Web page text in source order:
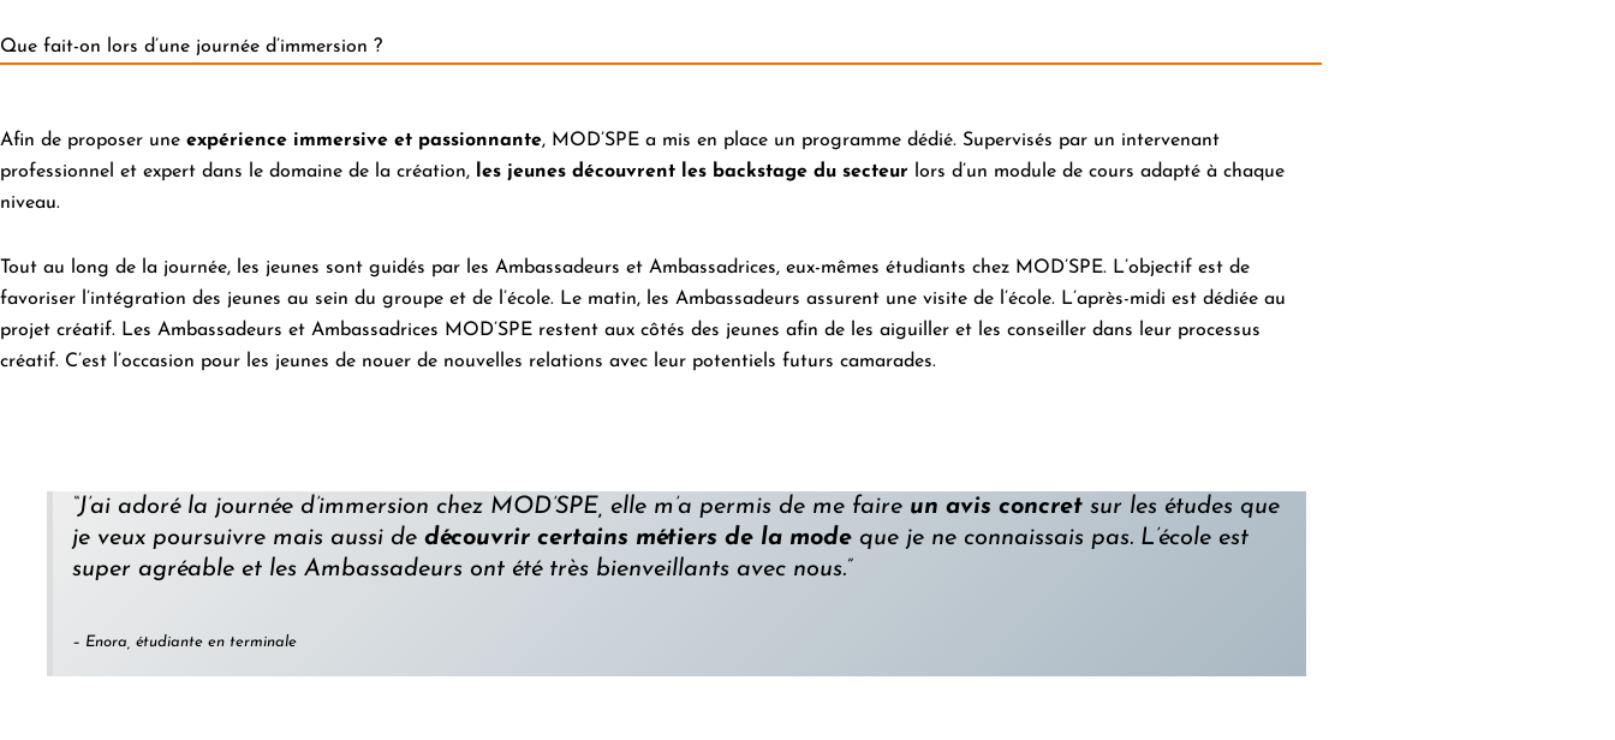
Que fait-on lors d’une journée d’immersion ?
Afin de proposer une expérience immersive et passionnante, MOD’SPE a mis en place un programme dédié. Supervisés par un intervenant
professionnel et expert dans le domaine de la création,
les jeunes découvrent les backstage du secteur lors d’un module de cours adapté à chaque
niveau.
Tout au long de la journée, les jeunes sont guidés par les Ambassadeurs et Ambassadrices, eux-mêmes étudiants chez MOD’SPE. L’objectif est de
favoriser l’intégration des jeunes au sein du groupe et de l’école. Le matin, les Ambassadeurs assurent une visite de l’école. L’après-midi est dédiée au
projet créatif. Les Ambassadeurs et Ambassadrices MOD’SPE restent aux côtés des jeunes afin de les aiguiller et les conseiller dans leur processus
créatif. C’est l’occasion pour les jeunes de nouer de nouvelles relations avec leur potentiels futurs camarades.
“J’ai adoré la journée d’immersion chez MOD’SPE, elle m’a permis de me faire un avis concretsur les études que
je veux poursuivre mais aussi de découvrir certains métiers de la modeque je ne connaissais pas. L’école est
super agréable et les Ambassadeurs ont été très bienveillants avec nous.”
– Enora, étudiante en terminale